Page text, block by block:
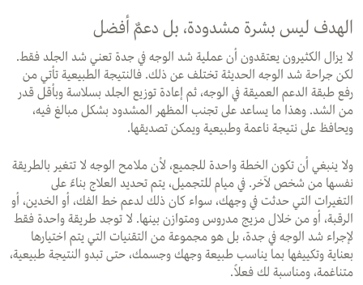
الهدف ليس بشرة مشدودة، بل دعمٌ أفضل
لا يزال الكثيرون يعتقدون أن عملية شد الوجه في جدة تعني شد الجلد فقط.
لكن جراحة شد الوجه الحديثة تختلف عن ذلك. فالنتيجة الطبيعية تأتي من
رفع طبقة الدعم العميقة في الوجه، ثم إعادة توزيع الجلد بسلاسة وبأقل قدر
من الشد. وهذا ما يساعد على تجنب المظهر المشدود بشكل مبالغ فيه،
ويحافظ على نتيجة ناعمة وطبيعية ويمكن تصديقها.
ولا ينبغي أن تكون الخطة واحدة للجميع، لأن ملامح الوجه لا تتغير بالطريقة
نفسها من شخص لآخر. في ميام للتجميل، يتم تحديد العلاج بناءً على
التغيرات التي حدثت في وجهك، سواء كان ذلك لدعم خط الفك، أو الخدين، أو
الرقبة، أو من خلال مزيج مدروس ومتوازن بينها. لا توجد طريقة واحدة فقط
لإجراء شد الوجه في جدة، بل هو مجموعة من التقنيات التي يتم اختيارها
بعناية وتكييفها بما يناسب طبيعة وجهك وجسمك، حتى تبدو النتيجة طبيعية،
متناغمة، ومناسبة لك فعلاً.